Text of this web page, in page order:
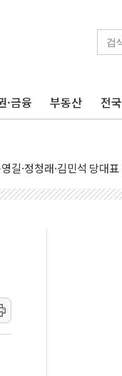
·금융 부동산 전국
'산사태 주의보'...경북
길·정청래·김민석 당대표
경선서 정청래에 승리
선 결과 발표...김민석
작…공습 한계·탄약 부족
대 50㎜ 폭우…강원 동해
환경미화원 수거차에